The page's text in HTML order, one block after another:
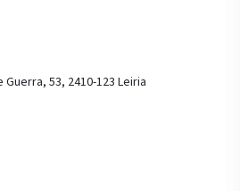
53, 2410-123 Leiria